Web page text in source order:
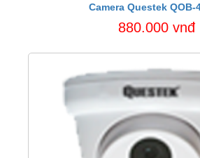
Camera Questek QOB-
880.000 vnđ